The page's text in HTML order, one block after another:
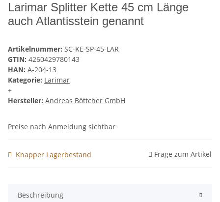
Larimar Splitter Kette 45 cm Länge
auch Atlantisstein genannt
Artikelnummer: SC-KE-SP-45-LAR
GTIN: 4260429780143
HAN: A-204-13
Kategorie: Larimar
+
Hersteller: Andreas Böttcher GmbH
Preise nach Anmeldung sichtbar
Knapper Lagerbestand Frage zum Artikel
Beschreibung